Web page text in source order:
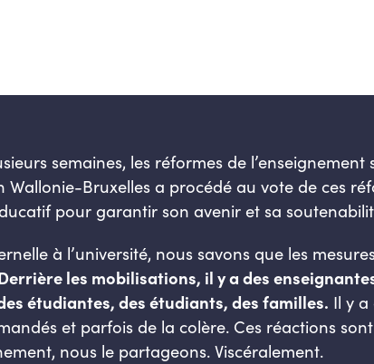
semaines, les réformes de
Wallonie-Bruxelles a procédé au vote de ces
pour garantir son avenir et sa
à l’université, nous savons que les
les mobilisations, il y a des
étudiantes, des étudiants, des familles. Il y
et parfois de la colère. Ces réactions
nous le partageons. Viscéralement.